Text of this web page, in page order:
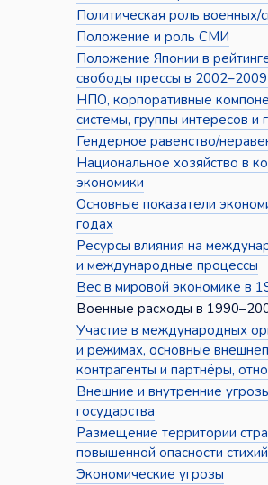
Политическая роль военных/
Положение и роль СМИ
Положение Японии в
свободы прессы в
НПО, корпоративные
системы, группы интересов и
Гендерное равенство/
Национальное хозяйство в
экономики
Основные показатели
годах
Ресурсы влияния на
и международные процессы
Вес в мировой экономике в
Военные расходы в
Участие в международных
и режимах, основные
контрагенты и партнёры,
Внешние и внутренние
государства
Размещение территории
повышенной опасности
Экономические угрозы